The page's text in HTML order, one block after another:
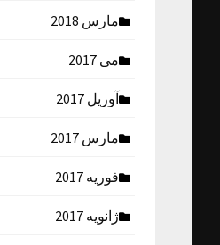
مارس 2018
می 2017
آوریل 2017
مارس 2017
فوریه 2017
ژانویه 2017